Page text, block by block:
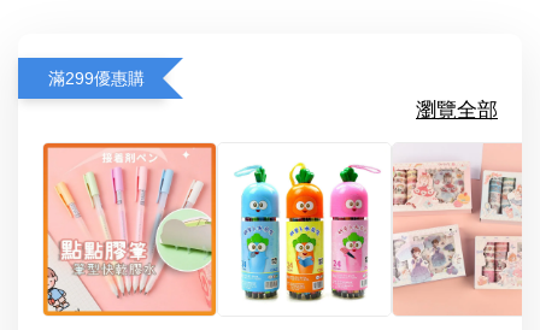
滿299優惠購
瀏覽全部